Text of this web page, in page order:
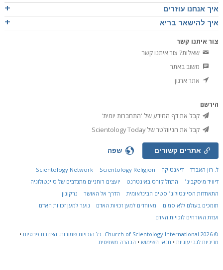
איך אנחנו עוזרים
איך להישאר בריא
צור איתנו קשר
שאלות? צור איתנו קשר
משוב באתר
אתר ארגון
הירשם
קבל את דף המידע של 'התחברות יומית'
קבל את הניוזלטר של Scientology Today
אתרים קשורים שפה
ל. רון האברד דיאנטיקה Scientology Network
Scientology Religion
דיוויד מיסקביג׳
התחל קורס באינטרנט
יועצים רוחניים מתנדבים של סיינטולוגיה
התאחדות הסיינטולוג׳יסטים הבינלאומית
הדרך אל האושר
נרקונון
תומכים בעולם ללא סמים
מאוחדים למען זכויות האדם
נוער למען זכויות האדם
ועדת האזרחים לזכויות האדם
© 2026
Church of Scientology International. כל הזכויות שמורות. הצהרת פרטיות•
מדיניות לגבי עוגיות• תנאי השימוש • הבהרה משפטית